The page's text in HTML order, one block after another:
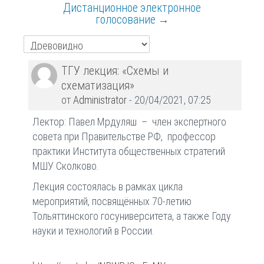
Дистанционное электронное
голосование →
ТГУ лекция: «Схемы и
схематизация»
отAdministrator- 20/04/2021, 07:25
Количество
ответов:
0
Лектор: Павел Мрдуляш – член экспертного
совета при Правительстве РФ, профессор
практики Института общественных стратегий
МШУ Сколково.
Лекция состоялась в рамках цикла
мероприятий, посвящённых 70-летию
Тольяттинского госуниверситета, а также Году
науки и технологий в России.